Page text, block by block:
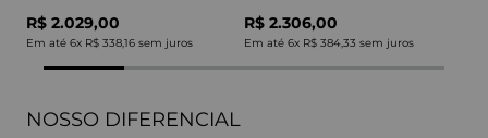
R$ 2.029,00
Em até 6x R$ 338,16 sem juros
R$ 2.306,00
Em até 6x R$ 384,33 sem juros
NOSSO DIFERENCIAL